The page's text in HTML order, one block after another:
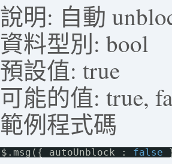
說明: 自動
資料型別: bool
預設值: true
可能的值: true,
範例程式碼
$.msg({ autoUnblock : false